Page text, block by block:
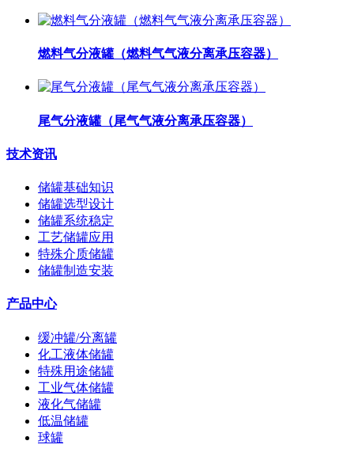
燃料气分液罐（燃料气气液分离承压容器）
尾气分液罐（尾气气液分离承压容器）
技术资讯
储罐基础知识
储罐选型设计
储罐系统稳定
工艺储罐应用
特殊介质储罐
储罐制造安装
产品中心
缓冲罐/分离罐
化工液体储罐
特殊用途储罐
工业气体储罐
液化气储罐
低温储罐
球罐